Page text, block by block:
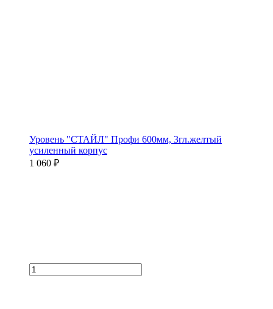
Уровень "СТАЙЛ" Профи 600мм, 3гл.желтый
усиленный корпус
1 060 ₽